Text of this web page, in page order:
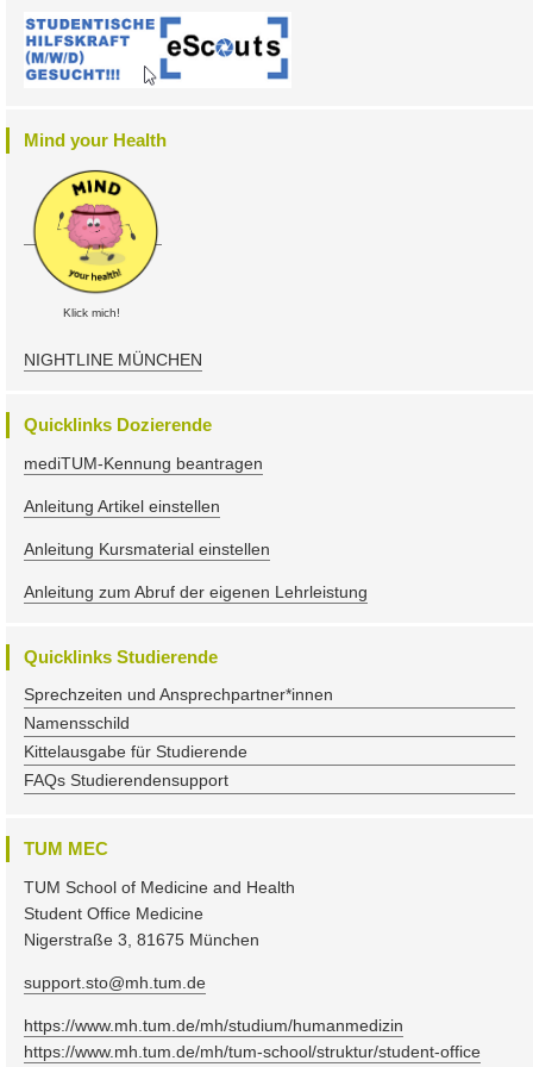
Mind your Health
Klick mich!
NIGHTLINE MÜNCHEN
Quicklinks Dozierende
mediTUM-Kennung beantragen
Anleitung Artikel einstellen
Anleitung Kursmaterial einstellen
Anleitung zum Abruf der eigenen Lehrleistung
Quicklinks Studierende
Sprechzeiten und Ansprechpartner*innen
Namensschild
Kittelausgabe für Studierende
FAQs Studierendensupport
TUM MEC
TUM School of Medicine and Health
Student Office Medicine
Nigerstraße 3, 81675 München
support.sto@mh.tum.de
https://www.mh.tum.de/mh/studium/humanmedizin
https://www.mh.tum.de/mh/tum-school/struktur/student-office